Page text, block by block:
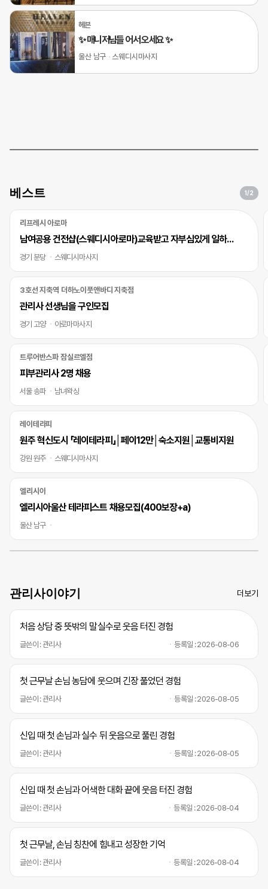
헤븐
✨ 매니저님들 어서 오세요 ✨
울산 남구 스웨디시마사지
베스트 1/2
리프레시 아로마
남여공용 건전샵(스웨디시아로마)교육받고 자부심있게 일하실 바디테라피사 모십니다
경기 분당 스웨디시마사지
3호선 지축역 더하노이풋앤바디 지축점
관리사 선생님을 구인모집
경기 고양 아로마마사지
트루어반스파 잠실르엘점
피부관리사 2명 채용
서울 송파 남녀왁싱
레이테라피
원주 혁신도시 「레이테라피」│페이12만│숙소지원│교통비지원
강원 원주 스웨디시마사지
엘리시아
엘리시아울산 테라피스트 채용모집(400보장+a)
울산 남구
관리사이야기 더보기
처음 상담 중 뜻밖의 말실수로 웃음 터진 경험
글쓴이 : 관리사 등록일 : 2026-08-06
첫 근무날 손님 농담에 웃으며 긴장 풀었던 경험
글쓴이 : 관리사 등록일 : 2026-08-05
신입 때 첫 손님과 실수 뒤 웃음으로 풀린 경험
글쓴이 : 관리사 등록일 : 2026-08-05
신입 때 첫 손님과 어색한 대화 끝에 웃음 터진 경험
글쓴이 : 관리사 등록일 : 2026-08-04
첫 근무날, 손님 칭찬에 힘내고 성장한 기억
글쓴이 : 관리사 등록일 : 2026-08-04